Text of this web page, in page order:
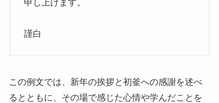
申し上げます。
謹白
この例文では、新年の挨拶と初釜への感謝を述べ
るとともに、その場で感じた心情や学んだことを